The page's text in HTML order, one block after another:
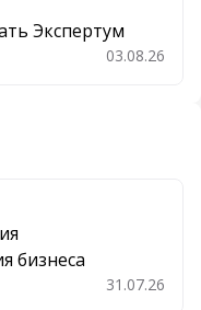
Экспертум
03.08.26
бизнеса
31.07.26